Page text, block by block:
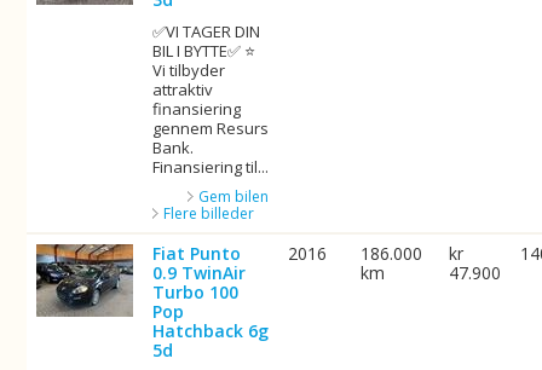
✅VI TAGER DIN
BIL I BYTTE✅ ⭐
Vi tilbyder
attraktiv
finansiering
gennem Resurs
Bank.
Finansiering til...
Gem bilen
Flere billeder
Fiat Punto
0.9 TwinAir
Turbo 100
Pop
Hatchback 6g
5d
2016
186.000
km
kr
47.900